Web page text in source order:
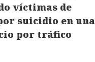
víctimas de
suicidio en una
por tráfico